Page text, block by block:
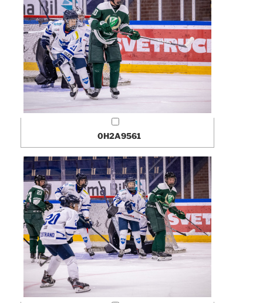
0H2A9561